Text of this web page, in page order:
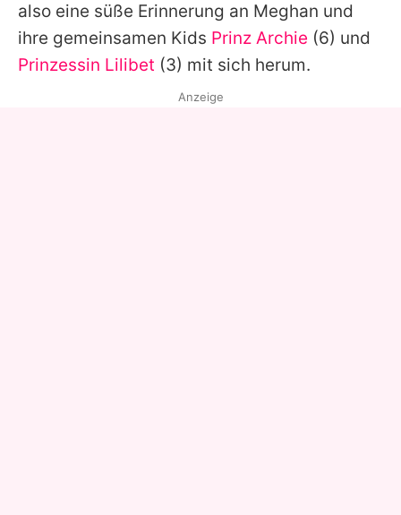
also eine süße Erinnerung an Meghan und
ihre gemeinsamen Kids Prinz Archie (6) und
Prinzessin Lilibet (3) mit sich herum.
Anzeige